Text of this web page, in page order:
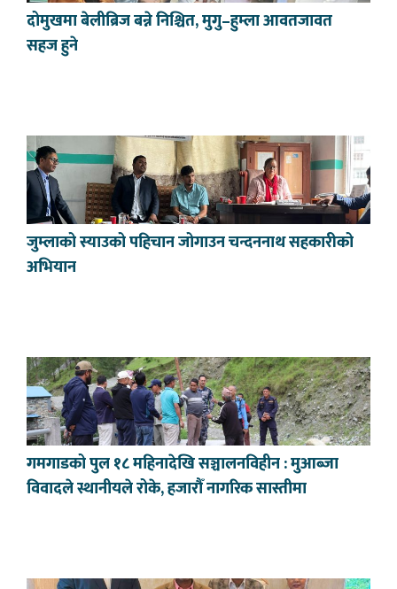
दोमुखमा बेलीब्रिज बन्ने निश्चित, मुगु–हुम्ला आवतजावत
सहज हुने
जुम्लाको स्याउको पहिचान जोगाउन चन्दननाथ सहकारीको
अभियान
गमगाडको पुल १८ महिनादेखि सञ्चालनविहीन : मुआब्जा
विवादले स्थानीयले रोके, हजारौँ नागरिक सास्तीमा